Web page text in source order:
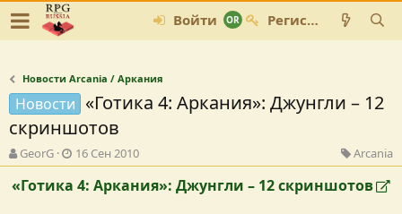
Войти Регистрация
Новости Arcania / Аркания
Новости «Готика 4: Аркания»: Джунгли – 12
скриншотов
А
в
т
GeorG
Д
а
т
16 Сен 2010
К
а
т
Arcania
«Готика 4: Аркания»: Джунгли – 12 скриншотов